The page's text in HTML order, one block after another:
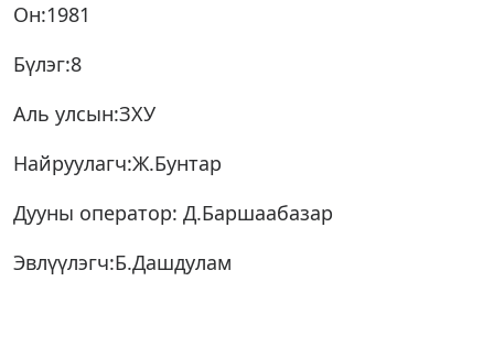
Он:1981
Бүлэг:8
Аль улсын:ЗХУ
Найруулагч:Ж.Бунтар
Дууны оператор: Д.Баршаабазар
Эвлүүлэгч:Б.Дашдулам